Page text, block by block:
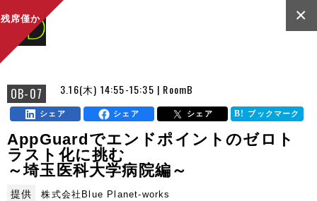
OB-07 3.16(木) 14:55-15:35 | RoomB
×
シェア シェア シェア ブックマーク
残席僅か
AppGuardでエンドポイントのゼロト
ラスト化に挑む
～埼玉医科大学病院編～
提供 株式会社Blue Planet-works